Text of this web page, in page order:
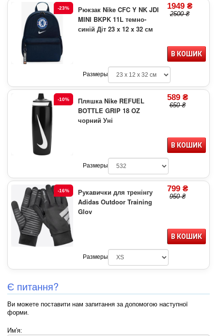
-23%
Рюкзак Nike CFC Y NK JDI
MINI BKPK 11L темно-
синій Діт 23 x 12 x 32 см
1949 ₴
2500 ₴
В КОШИК
Размеры
-10%
Пляшка Nike REFUEL
BOTTLE GRIP 18 OZ
чорний Уні
589 ₴
650 ₴
В КОШИК
Размеры
-16%
Рукавички для тренінгу
Adidas Outdoor Training
Glov
799 ₴
950 ₴
В КОШИК
Размеры
Є питання?
Ви можете поставити нам запитання за допомогою наступної
форми.
Им'я: